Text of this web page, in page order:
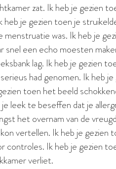
zat. Ik heb je gezien
je gezien toen je
was. Ik heb je
een echo moesten
lag. Ik heb je gezien
had genomen. Ik heb
toen het beeld
leek te beseffen dat je
het overnam van de
vertellen. Ik heb je gezien
controles. Ik heb je gezien
verliet.